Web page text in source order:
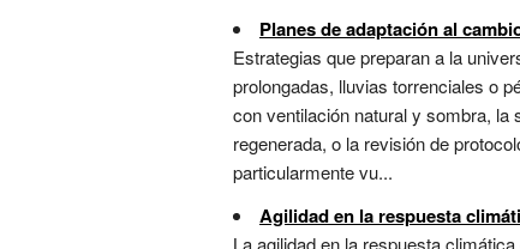
Planes de adaptación al
Estrategias que preparan a la
prolongadas, lluvias torrenciales o
con ventilación natural y sombra,
regenerada, o la revisión de
particularmente vu...
Agilidad en la respuesta
La agilidad en la respuesta